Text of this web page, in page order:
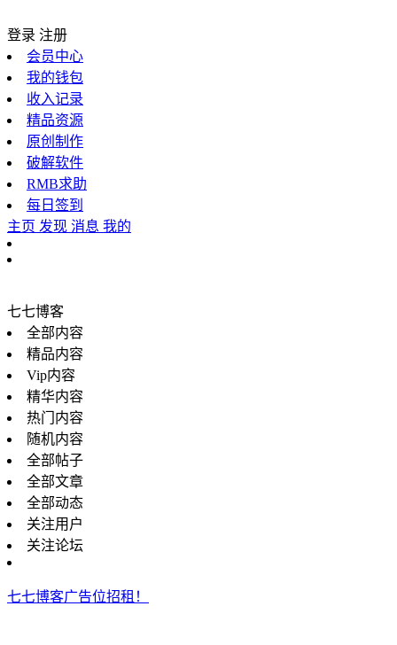
登录 注册
会员中心
我的钱包
收入记录
精品资源
原创制作
破解软件
RMB求助
每日签到
主页 发现 消息 我的
七七博客
全部内容
精品内容
Vip内容
精华内容
热门内容
随机内容
全部帖子
全部文章
全部动态
关注用户
关注论坛
七七博客广告位招租！